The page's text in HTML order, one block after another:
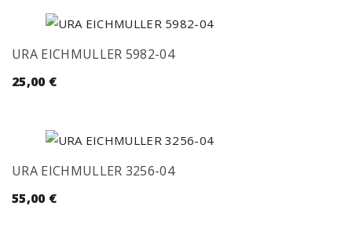
URA EICHMULLER 5982-04
25,00 €
URA EICHMULLER 3256-04
55,00 €